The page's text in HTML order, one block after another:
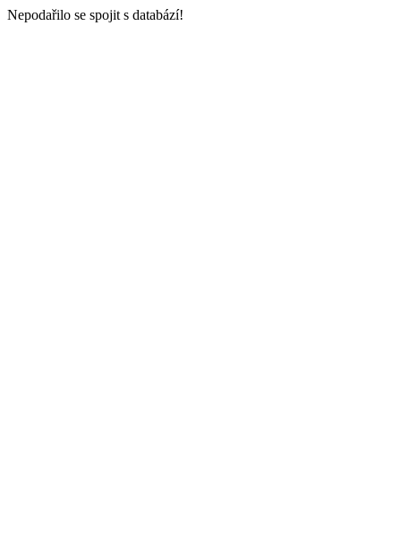
Nepodařilo se spojit s databází!